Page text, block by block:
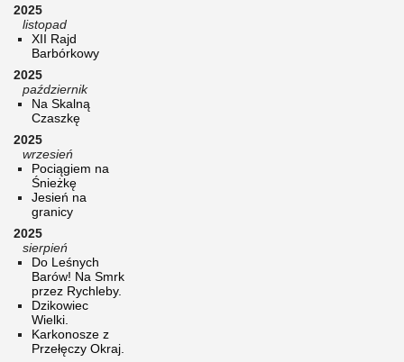
2025
listopad
XII Rajd
Barbórkowy
2025
październik
Na Skalną
Czaszkę
2025
wrzesień
Pociągiem na
Śnieżkę
Jesień na
granicy
2025
sierpień
Do Leśnych
Barów! Na Smrk
przez Rychleby.
Dzikowiec
Wielki.
Karkonosze z
Przełęczy Okraj.